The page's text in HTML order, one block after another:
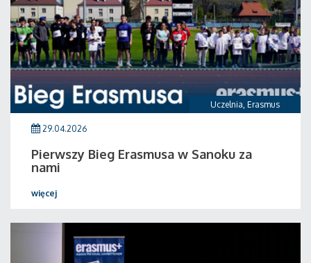
Uczelnia, Erasmus
29.04.2026
Pierwszy Bieg Erasmusa w Sanoku za
nami
więcej